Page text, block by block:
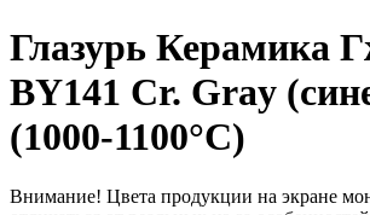
Глазурь Керамика
BY141 Cr. Gray
(1000-1100°С)
Внимание! Цвета продукции на экране